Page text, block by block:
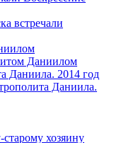
встречали
Даниилом
Даниила.